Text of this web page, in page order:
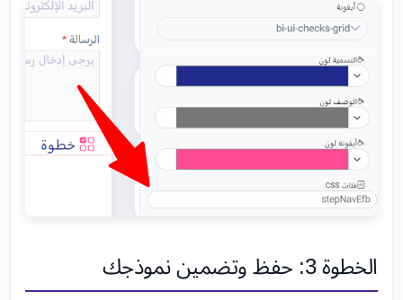
الخطوة 3: حفظ وتضمين نموذجك